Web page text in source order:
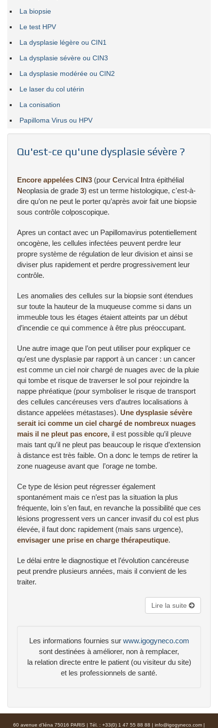
La biopsie
Le test HPV
La dysplasie légère ou CIN1
La dysplasie sévère ou CIN3
La dysplasie modérée ou CIN2
Le laser du col utérin
La conisation
Papilloma Virus ou HPV
Qu'est-ce qu'une dysplasie sévère ?
Encore appelées CIN3 (pour Cervical
ntra épithélial
Neoplasia de grade 3) est un terme histologique, c'est-à-
dire qu’on ne peut le porter qu’après avoir fait une biopsie
sous contrôle colposcopique.
Apres un contact avec un Papillomavirus potentiellement
oncogène, les cellules infectées peuvent perdre leur
propre système de régulation de leur division et ainsi se
diviser plus rapidement et perdre progressivement leur
contrôle.
Les anomalies des cellules sur la biopsie sont étendues
sur toute la hauteur de la muqueuse comme si dans un
immeuble tous les étages étaient atteints par un début
d’incendie ce qui commence à être plus préoccupant.
Une autre image que l’on peut utiliser pour expliquer ce
qu’est une dysplasie par rapport à un cancer : un cancer
est comme un ciel noir chargé de nuages avec de la pluie
qui tombe et risque de traverser le sol pour rejoindre la
nappe phréatique (pour symboliser le risque de transport
des cellules cancéreuses vers d’autres localisations à
distance appelées métastases). Une dysplasie sévère
serait ici comme un ciel chargé de nombreux nuages
mais il ne pleut pas encore, il est possible qu’il pleuve
mais tant qu’il ne pleut pas beaucoup le risque d’extension
à distance est très faible. On a donc le temps de retirer la
zone nuageuse avant que l’orage ne tombe.
Ce type de lésion peut régresser également
spontanément mais ce n’est pas la situation la plus
fréquente, loin s’en faut, en revanche la possibilité que ces
lésions progressent vers un cancer invasif du col est plus
élevée, il faut donc rapidement (mais sans urgence),
envisager une prise en charge thérapeutique.
Le délai entre le diagnostique et l’évolution cancéreuse
peut prendre plusieurs années, mais il convient de les
traiter.
Lire la suite
Les informations fournies sur www.igogyneco.com
sont destinées à améliorer, non à remplacer,
la relation directe entre le patient (ou visiteur du site)
et les professionnels de santé.
60 avenue d’Iéna 75016 PARIS | Tél. : +33(0) 1 47 55 88 88 | info@igogyneco.com |